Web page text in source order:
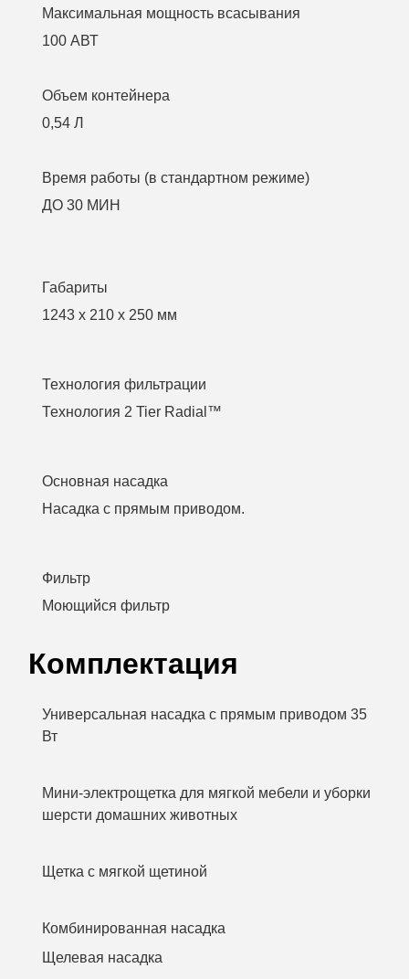
Максимальная мощность всасывания
100 АВТ
Объем контейнера
0,54 Л
Время работы (в стандартном режиме)
ДО 30 МИН
Габариты
1243 x 210 x 250 мм
Технология фильтрации
Технология 2 Tier Radial™
Основная насадка
Насадка с прямым приводом.
Фильтр
Моющийся фильтр
Комплектация
Универсальная насадка с прямым приводом 35
Вт
Мини-электрощетка для мягкой мебели и уборки
шерсти домашних животных
Щетка с мягкой щетиной
Комбинированная насадка
Щелевая насадка